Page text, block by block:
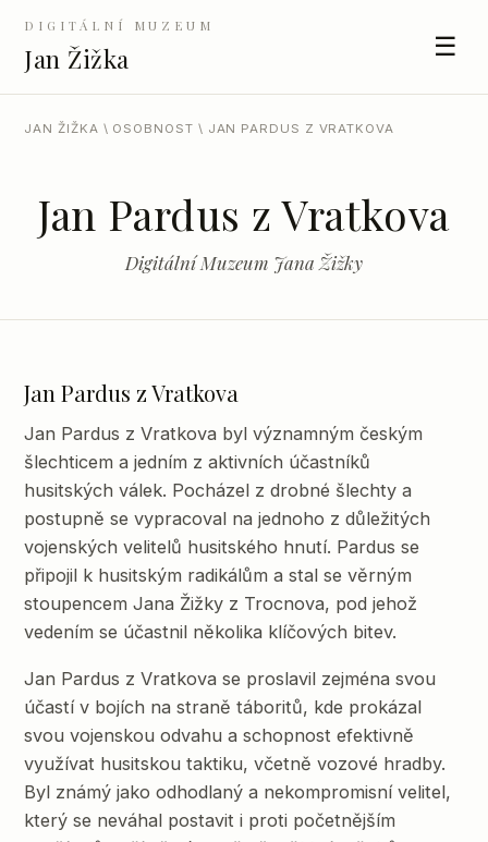
DIGITÁLNÍ MUZEUM
Jan Žižka ☰
JAN ŽIŽKA \ OSOBNOST \ JAN PARDUS Z VRATKOVA
Jan Pardus z Vratkova
Digitální Muzeum Jana Žižky
Jan Pardus z Vratkova
Jan Pardus z Vratkova byl významným českým
šlechticem a jedním z aktivních účastníků
husitských válek. Pocházel z drobné šlechty a
postupně se vypracoval na jednoho z důležitých
vojenských velitelů husitského hnutí. Pardus se
připojil k husitským radikálům a stal se věrným
stoupencem Jana Žižky z Trocnova, pod jehož
vedením se účastnil několika klíčových bitev.
Jan Pardus z Vratkova se proslavil zejména svou
účastí v bojích na straně táboritů, kde prokázal
svou vojenskou odvahu a schopnost efektivně
využívat husitskou taktiku, včetně vozové hradby.
Byl známý jako odhodlaný a nekompromisní velitel,
který se neváhal postavit i proti početnějším